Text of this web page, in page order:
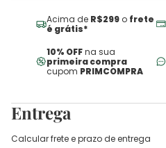
Acima de R$299 o frete
é grátis*
10% OFFna sua
primeira compra
cupom PRIMCOMPRA
Entrega
Calcular frete e prazo de entrega